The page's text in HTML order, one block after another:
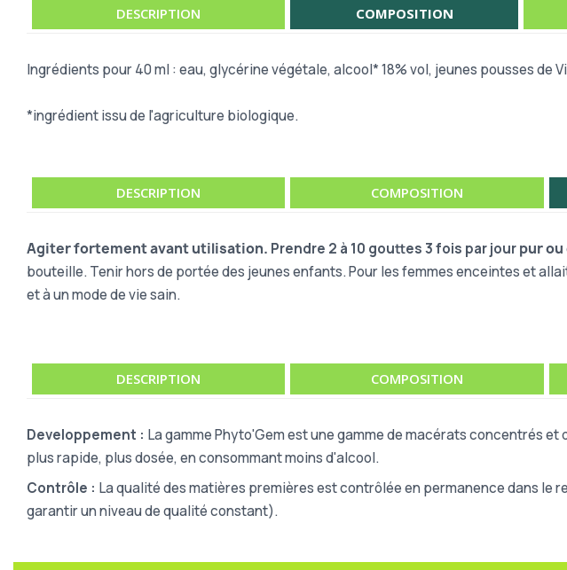
DESCRIPTION COMPOSITION
Ingrédients pour 40 ml : eau, glycérine végétale, alcool* 18% vol, jeunes pousses de
*ingrédient issu de l'agriculture biologique.
DESCRIPTION COMPOSITION
Agiter fortement avant utilisation. Prendre 2 à 10 gouttes 3 fois par jourpur
bouteille. Tenir hors de portée des jeunes enfants. Pour les femmes enceintes et
et à un mode de vie sain.
DESCRIPTION COMPOSITION
Developpement : La gamme Phyto'Gem est une gamme de macérats concentrés
plus rapide, plus dosée, en consommant moins d'alcool.
Contrôle : La qualité des matières premières est contrôlée en permanence dans
garantir un niveau de qualité constant).